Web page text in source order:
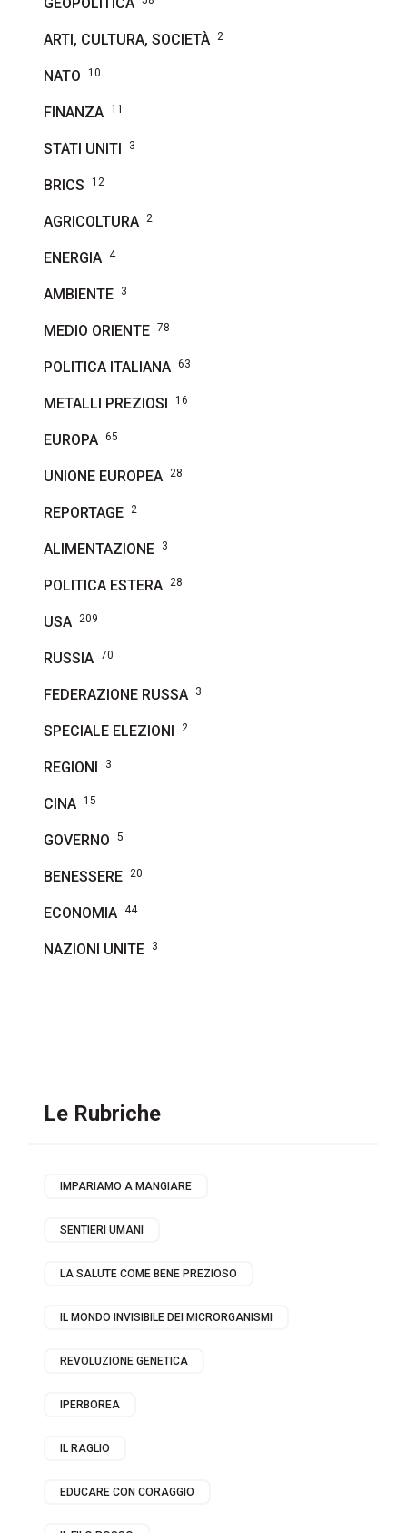
GEOPOLITICA
ARTI, CULTURA, SOCIETÀ 2
NATO 10
FINANZA 11
STATI UNITI 3
BRICS 12
AGRICOLTURA 2
ENERGIA 4
AMBIENTE 3
MEDIO ORIENTE 78
POLITICA ITALIANA 63
METALLI PREZIOSI 16
EUROPA 65
UNIONE EUROPEA 28
REPORTAGE 2
ALIMENTAZIONE 3
POLITICA ESTERA 28
USA 209
RUSSIA 70
FEDERAZIONE RUSSA 3
SPECIALE ELEZIONI 2
REGIONI 3
CINA 15
GOVERNO 5
BENESSERE 20
ECONOMIA 44
NAZIONI UNITE 3
Le Rubriche
IMPARIAMO A MANGIARE
SENTIERI UMANI
LA SALUTE COME BENE PREZIOSO
IL MONDO INVISIBILE DEI MICRORGANISMI
REVOLUZIONE GENETICA
IPERBOREA
IL RAGLIO
EDUCARE CON CORAGGIO